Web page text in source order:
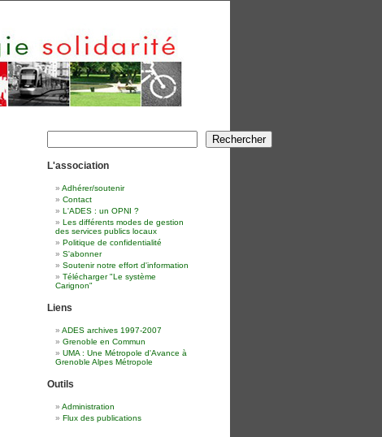
Rechercher Rechercher
L'association
Adhérer/soutenir
Contact
L'ADES : un OPNI ?
Les différents modes de gestion
des services publics locaux
Politique de confidentialité
S'abonner
Soutenir notre effort d'information
Télécharger "Le système
Carignon"
Liens
ADES archives 1997-2007
Grenoble en Commun
UMA : Une Métropole d'Avance à
Grenoble Alpes Métropole
Outils
Administration
Flux des publications